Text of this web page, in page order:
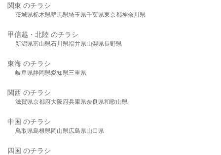
関東 のチラシ
茨城県栃木県群馬県埼玉県千葉県東京都神奈川県
甲信越・北陸 のチラシ
新潟県富山県石川県福井県山梨県長野県
東海 のチラシ
岐阜県静岡県愛知県三重県
関西 のチラシ
滋賀県京都府大阪府兵庫県奈良県和歌山県
中国 のチラシ
鳥取県島根県岡山県広島県山口県
四国 のチラシ